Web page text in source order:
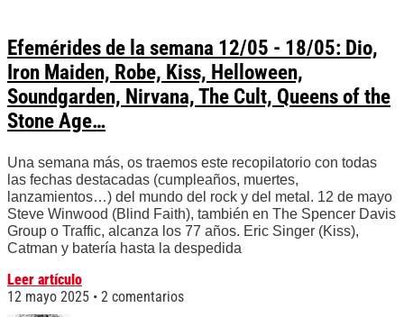
Efemérides de la semana 12/05 - 18/05: Dio,
Iron Maiden, Robe, Kiss, Helloween,
Soundgarden, Nirvana, The Cult, Queens of the
Stone Age…
Una semana más, os traemos este recopilatorio con todas
las fechas destacadas (cumpleaños, muertes,
lanzamientos…) del mundo del rock y del metal. 12 de mayo
Steve Winwood (Blind Faith), también en The Spencer Davis
Group o Traffic, alcanza los 77 años. Eric Singer (Kiss),
Catman y batería hasta la despedida
Leer artículo
12 mayo 2025
2 comentarios